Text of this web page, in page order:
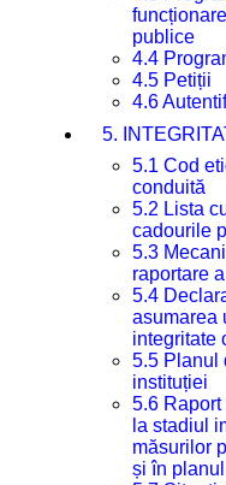
publice
4.4
4.5 Petiții
4.6
5.
5.1 Cod
conduită
5.2 Lista
cadourile
5.3
raportare
5.4
asumarea
integritate
5.5 Planul
instituției
5.6 Raport
la stadiul
măsurilor
și în